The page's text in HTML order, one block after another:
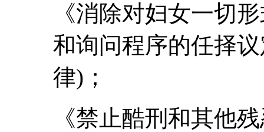
《消除对妇女一切
和询问程序的任择
律)；
《禁止酷刑和其他